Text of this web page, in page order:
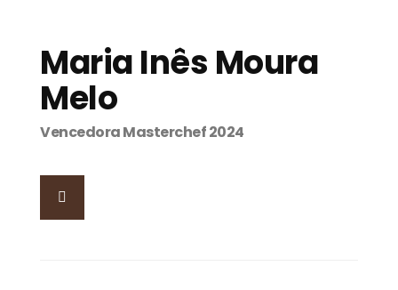
Maria Inês Moura
Melo
Vencedora Masterchef 2024